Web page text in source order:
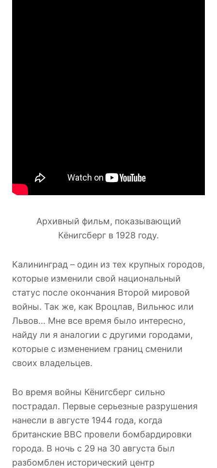
Архивный фильм, показывающий
Кёнигсберг в 1928 году.
Калининград – один из тех крупных городов,
которые изменили свой национальный
статус после окончания Второй мировой
войны. Так же, как Вроцлав, Вильнюс или
Львов… Мне все время было интересно,
найду ли я аналогии с другими городами,
которые с изменением границ сменили
своих владельцев.
Во время войны Кёнигсберг сильно
пострадал. Первые серьезные разрушения
нанесли в августе 1944 года, когда
британские ВВС провели бомбардировки
города. В ночь с 29 на 30 августа был
разбомблен исторический центр